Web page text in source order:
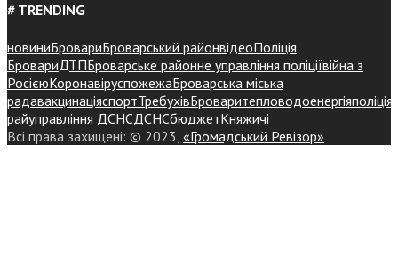
# TRENDING
новиниБровариБроварський районвідеоПоліція
БровариДТПБроварське районне управління поліціївійна з
РосієюКоронавіруспожежаБроварська міська
радавакцинаціяспортТребухівБроваритепловодоенергіяполіція
райуправління ДСНСДСНСбюджетКняжичі
Всі права захищені: © 2023, «Громадський Ревізор»